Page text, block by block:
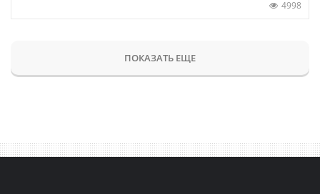
4998
ПОКАЗАТЬ ЕЩЕ